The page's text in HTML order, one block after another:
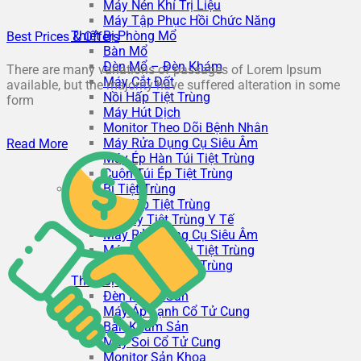
Máy Nén Khí Trị Liệu
Máy Tập Phục Hồi Chức Năng
Thiết Bị Phòng Mổ
Bàn Mổ
Đèn Mổ – Đèn Khám
Máy Cắt Đốt
Nồi Hấp Tiệt Trùng
Máy Hút Dịch
Monitor Theo Dõi Bệnh Nhân
Máy Rửa Dụng Cụ Siêu Âm
Máy Ép Hàn Túi Tiệt Trùng
Cuộn Túi Ép Tiệt Trùng
Thiết Bị Tiệt Trùng
Nồi Hấp Tiệt Trùng
Tủ Sấy Tiệt Trùng Y Tế
Máy Rửa Dụng Cụ Siêu Âm
Máy Ép Hàn Túi Tiệt Trùng
Cuộn Túi Ép Tiệt Trùng
Thiết Bị Sản Khoa
Đèn Khám Sản
Máy Áp Lạnh Cổ Tử Cung
Bàn Khám Sản
Máy Soi Cổ Tử Cung
Monitor Sản Khoa
Best Prices & Offers
There are many variations of passages of Lorem Ipsum
available, but the majority have suffered alteration in some
form
Read More